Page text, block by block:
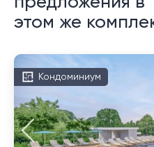
этом же
Кондоминиум